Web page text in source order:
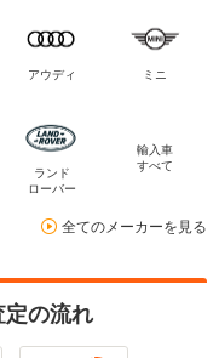
アウディ ミニ
ランド
ローバー
輸入車
すべて
全てのメーカーを見る
定の流れ